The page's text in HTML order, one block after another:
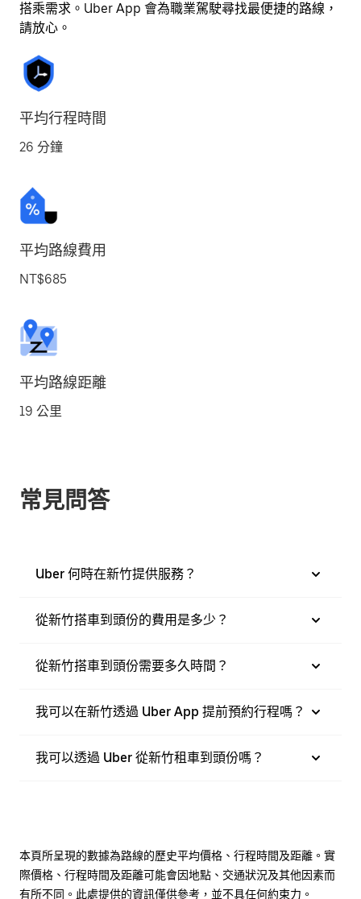
行
事
搭乘需求。Uber App 會為職業駕駛尋找最便捷的路線，
請放心。
平均行程時間
26 分鐘
平均路線費用
NT$685
平均路線距離
19 公里
常見問答
Uber 何時在新竹提供服務？
從新竹搭車到頭份的費用是多少？
從新竹搭車到頭份需要多久時間？
我可以在新竹透過 Uber App 提前預約行程嗎？
我可以透過 Uber 從新竹租車到頭份嗎？
本頁所呈現的數據為路線的歷史平均價格、行程時間及距離。實
際價格、行程時間及距離可能會因地點、交通狀況及其他因素而
有所不同。此處提供的資訊僅供參考，並不具任何約束力。